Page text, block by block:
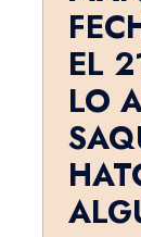
EL
LO